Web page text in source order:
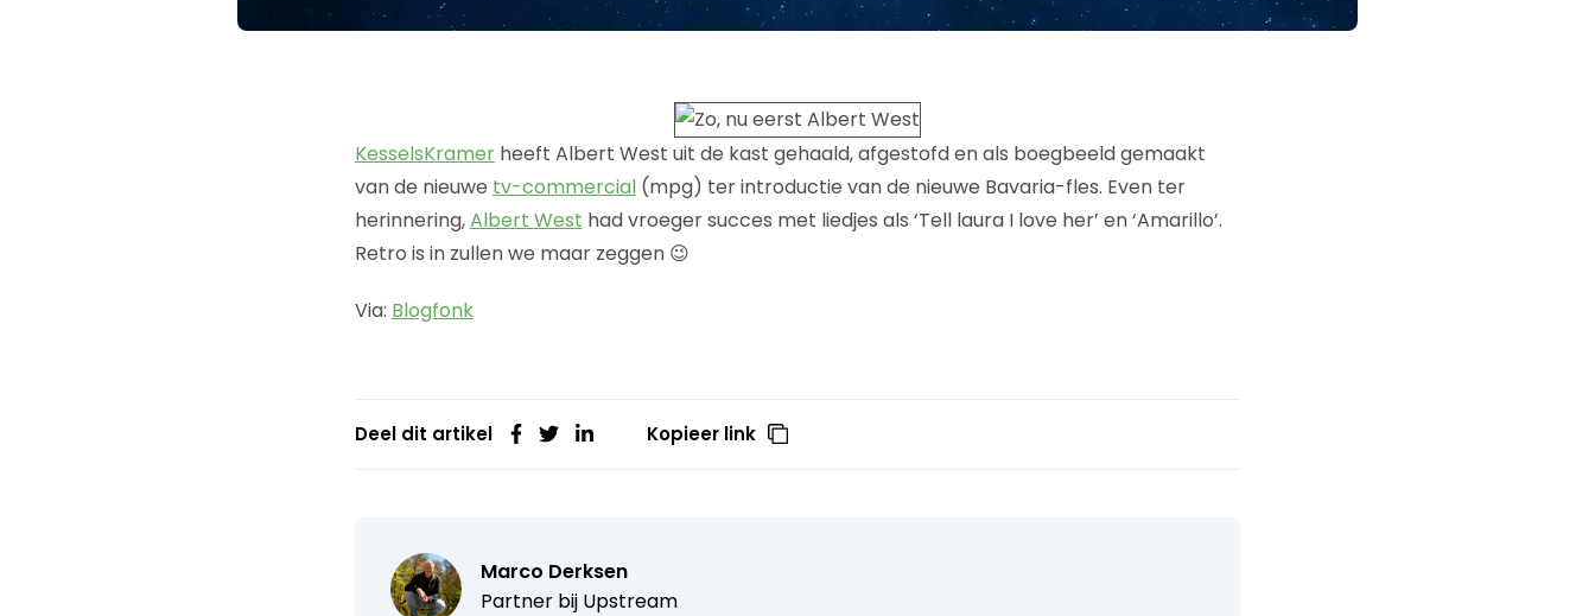
KesselsKramerheeft Albert West uit de kast gehaald, afgestofd en als boegbeeld gemaakt
van de nieuwe tv-commercial(mpg) ter introductie van de nieuwe Bavaria-fles. Even ter
herinnering,Albert West had vroeger succes met liedjes als ‘Tell laura I love her’ en ‘Amarillo’.
Retro is in zullen we maar zeggen 😉
Via: Blogfonk
Deel dit artikel Kopieer link
Marco Derksen
Partner bij Upstream